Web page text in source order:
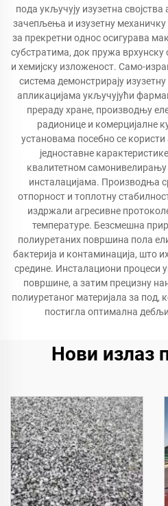
пода укључују изузетна својства
зачепљења и изузетну механичку
за прекретни однос осигурава
субстратима, док пружа врхунску
и хемијску изложеност. Само-
система демонстрирају
апликацијама укључујући
прераду хране, производњу
радионице и комерцијалне
установама посебно се
једноставне
квалитетном
инсталацијама. Производња
отпорност и топлотну
издржали агресивне
температуре. Безсмешна
полиуретаних површина пола
бактерија и контаминација, што
средине. Инсталациони процеси
површине, а затим прецизну
полиуретаног материјала за под,
постигла оптимална
Нови излаз